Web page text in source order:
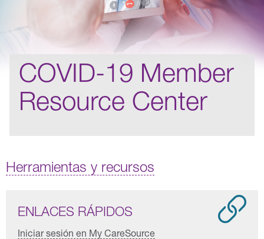
COVID-19 Member
Resource Center
Herramientas y recursos
ENLACES RÁPIDOS
Iniciar sesión en My CareSource